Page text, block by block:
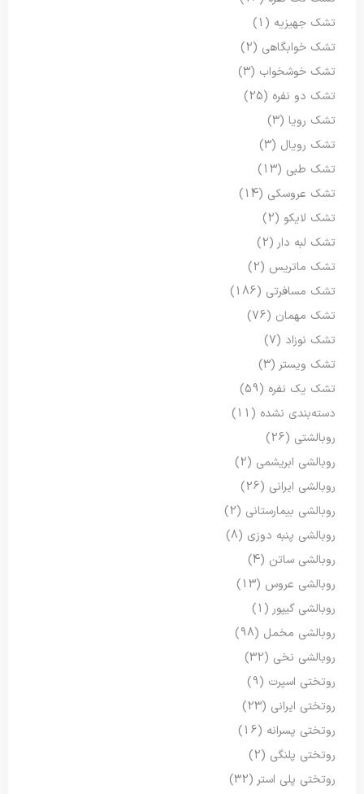
تشک جهیزیه (1)
تشک خوابگاهی (2)
تشک خوشخواب (3)
تشک دو نفره (25)
تشک رویا (3)
تشک رویال (3)
تشک طبی (13)
تشک عروسکی (14)
تشک لایکو (2)
تشک لبه دار (2)
تشک ماتریس (2)
تشک مسافرتی (186)
تشک مهمان (76)
تشک نوزاد (7)
تشک ویستر (3)
تشک یک نفره (59)
دسته‌بندی نشده (11)
روبالشتی (26)
روبالشی ابریشمی (2)
روبالشی ایرانی (26)
روبالشی بیمارستانی (2)
روبالشی پنبه دوزی (8)
روبالشی ساتن (4)
روبالشی عروس (13)
روبالشی گیپور (1)
روبالشی مخمل (98)
روبالشی نخی (32)
روتختی اسپرت (9)
روتختی ایرانی (23)
روتختی پسرانه (16)
روتختی پلنگی (2)
روتختی پلی استر (32)